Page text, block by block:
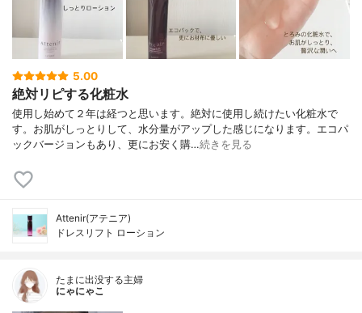
5.00
絶対リピする化粧水
使用し始めて２年は経つと思います。絶対に使用し続けたい化粧水で
す。お肌がしっとりして、水分量がアップした感じになります。エコパ
ックバージョンもあり、更にお安く購…続きを見る
Attenir(アテニア)
ドレスリフト ローション
たまに出没する主婦
にゃにゃこ